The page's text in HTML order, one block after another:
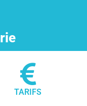
TARIFS